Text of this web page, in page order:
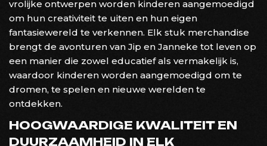
vrolijke ontwerpen worden kinderen aangemoedigd
om hun creativiteit te uiten en hun eigen
fantasiewereld te verkennen. Elk stuk merchandise
brengt de avonturen van Jip en Janneke tot leven op
een manier die zowel educatief als vermakelijk is,
waardoor kinderen worden aangemoedigd om te
dromen, te spelen en nieuwe werelden te
ontdekken.
HOOGWAARDIGE KWALITEIT EN
DUURZAAMHEID IN ELK